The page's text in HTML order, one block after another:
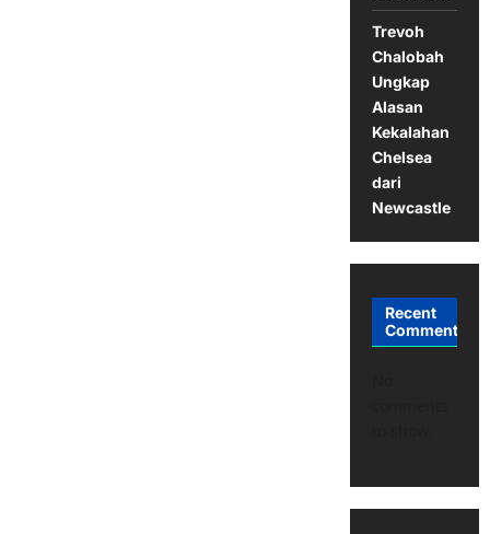
Trevoh
Chalobah
Ungkap
Alasan
Kekalahan
Chelsea
dari
Newcastle
Recent
Comments